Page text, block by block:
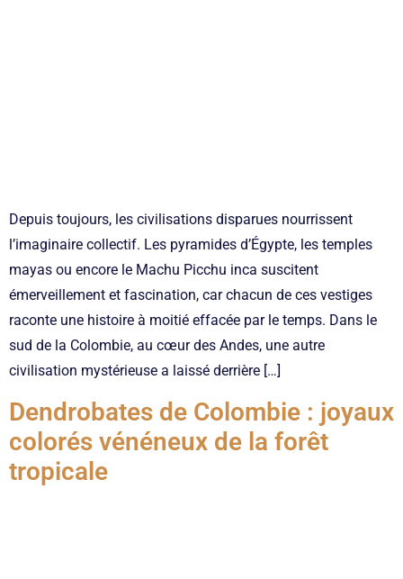
Depuis toujours, les civilisations disparues nourrissent
l’imaginaire collectif. Les pyramides d’Égypte, les temples
mayas ou encore le Machu Picchu inca suscitent
émerveillement et fascination, car chacun de ces vestiges
raconte une histoire à moitié effacée par le temps. Dans le
sud de la Colombie, au cœur des Andes, une autre
civilisation mystérieuse a laissé derrière […]
Dendrobates de Colombie : joyaux
colorés vénéneux de la forêt
tropicale